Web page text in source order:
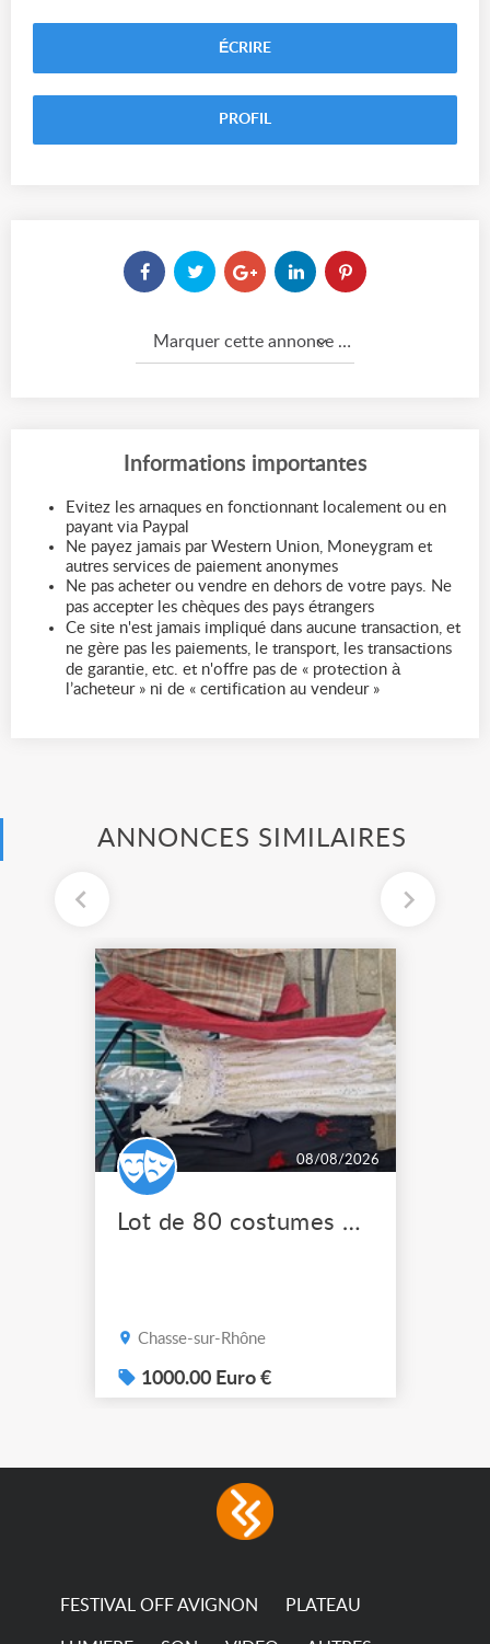
ÉCRIRE
PROFIL
Marquer cette annonce comme...
Informations importantes
Evitez les arnaques en fonctionnant localement ou en
payant via Paypal
Ne payez jamais par Western Union, Moneygram et
autres services de paiement anonymes
Ne pas acheter ou vendre en dehors de votre pays. Ne
pas accepter les chèques des pays étrangers
Ce site n'est jamais impliqué dans aucune transaction, et
ne gère pas les paiements, le transport, les transactions
de garantie, etc. et n'offre pas de « protection à
l’acheteur » ni de « certification au vendeur »
ANNONCES SIMILAIRES
08/08/2026
Lot de 80 costumes de scène pro
Chasse-sur-Rhône
1000.00 Euro €
FESTIVAL OFF AVIGNON PLATEAU